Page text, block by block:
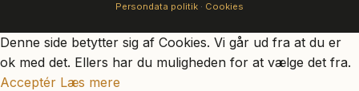
Persondata politik · Cookies
Denne side betytter sig af Cookies. Vi går ud fra at du er
ok med det. Ellers har du muligheden for at vælge det fra.
Acceptér Læs mere